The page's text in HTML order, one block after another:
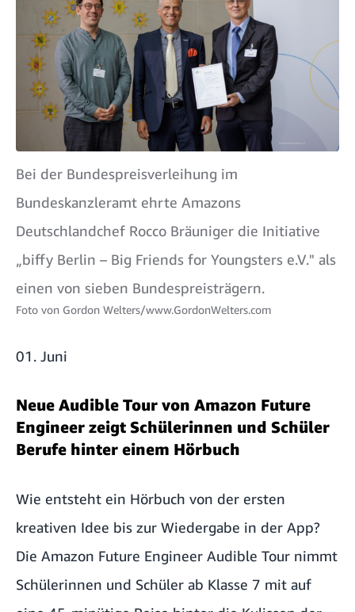
Bei der Bundespreisverleihung im
Bundeskanzleramt ehrte Amazons
Deutschlandchef Rocco Bräuniger die Initiative
„biffy Berlin – Big Friends for Youngsters e.V." als
einen von sieben Bundespreisträgern.
Foto von Gordon Welters/www.GordonWelters.com
01. Juni
Neue Audible Tour von Amazon Future
Engineer zeigt Schülerinnen und Schüler
Berufe hinter einem Hörbuch
Wie entsteht ein Hörbuch von der ersten
kreativen Idee bis zur Wiedergabe in der App?
Die Amazon Future Engineer Audible Tour nimmt
Schülerinnen und Schüler ab Klasse 7 mit auf